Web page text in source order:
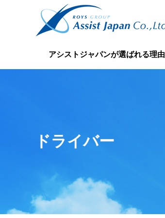
アシストジャパンが選ばれる理由
ドライバー